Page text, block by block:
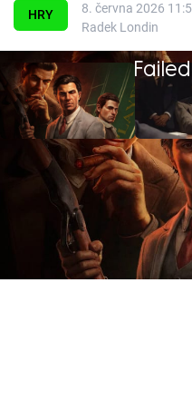
Témata
Filmy
Seriály
Hry
Cool Esport
Pořady
HRY
8. června 2026
Radek Londin
Po prvním traileru
informací i brzký